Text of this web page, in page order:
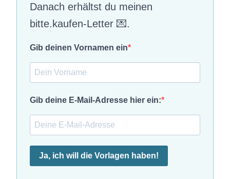
Danach erhältst du meinen
bitte.kaufen-Letter 💌.
Gib deinen Vornamen ein
Gib deine E-Mail-Adresse hier ein:
Ja, ich will die Vorlagen haben!